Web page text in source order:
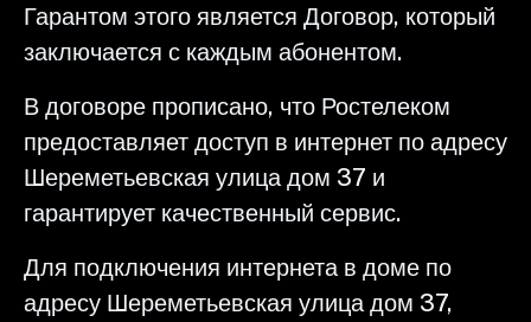
Гарантом этого является Договор, который
заключается с каждым абонентом.
В договоре прописано, что Ростелеком
предоставляет доступ в интернет по адресу
Шереметьевская улица дом 37 и
гарантирует качественный сервис.
Для подключения интернета в доме по
адресу Шереметьевская улица дом 37,